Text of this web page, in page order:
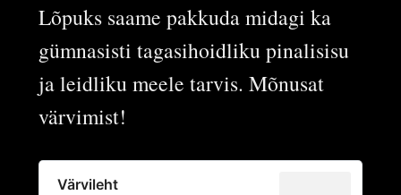
Lõpuks saame pakkuda midagi ka
gümnasisti tagasihoidliku pinalisisu
ja leidliku meele tarvis. Mõnusat
värvimist!
Värvileht